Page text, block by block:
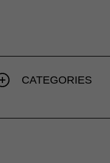
CATEGORIES